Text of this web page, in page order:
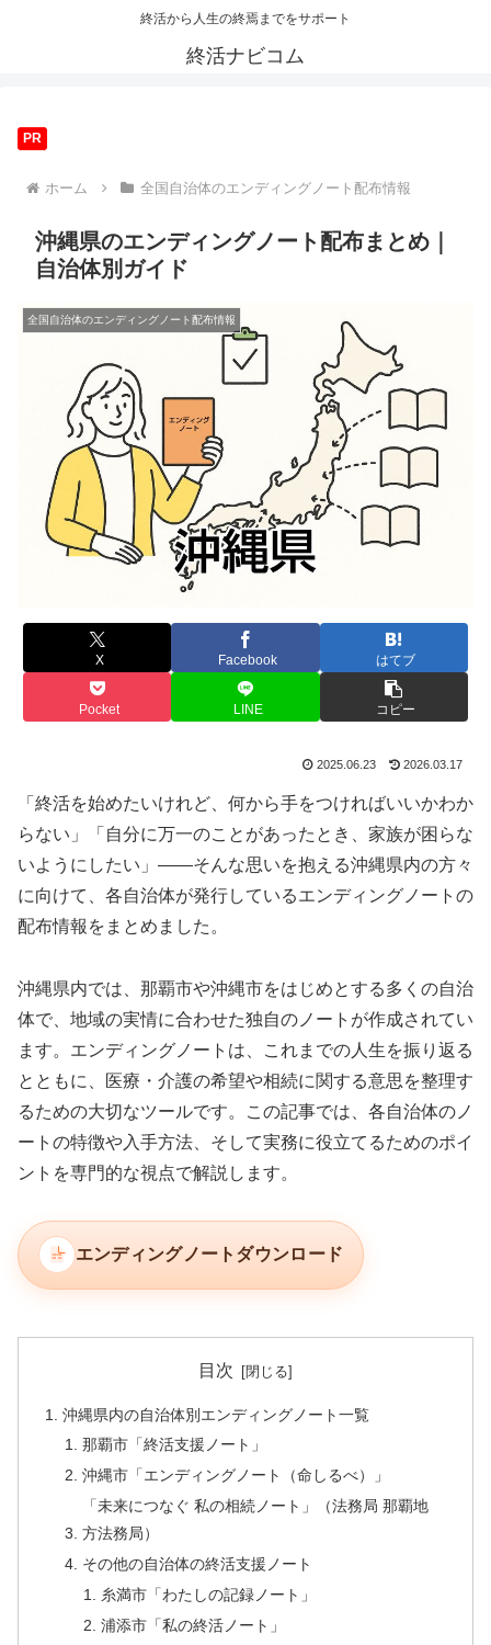
終活から人生の終焉までをサポート
終活ナビコム
PR
ホーム 全国自治体のエンディングノート配布情報
沖縄県のエンディングノート配布まとめ｜
自治体別ガイド
全国自治体のエンディングノート配布情報
X Facebook はてブ
Pocket LINE コピー
2025.06.23 2026.03.17
「終活を始めたいけれど、何から手をつければいいかわか
らない」「自分に万一のことがあったとき、家族が困らな
いようにしたい」――そんな思いを抱える沖縄県内の方々
に向けて、各自治体が発行しているエンディングノートの
配布情報をまとめました。
沖縄県内では、那覇市や沖縄市をはじめとする多くの自治
体で、地域の実情に合わせた独自のノートが作成されてい
ます。エンディングノートは、これまでの人生を振り返る
とともに、医療・介護の希望や相続に関する意思を整理す
るための大切なツールです。この記事では、各自治体のノ
ートの特徴や入手方法、そして実務に役立てるためのポイ
ントを専門的な視点で解説します。
エンディングノートダウンロード
目次
沖縄県内の自治体別エンディングノート一覧
那覇市「終活支援ノート」
沖縄市「エンディングノート（命しるべ）」
「未来につなぐ 私の相続ノート」（法務局 那覇地
方法務局）
その他の自治体の終活支援ノート
糸満市「わたしの記録ノート」
浦添市「私の終活ノート」